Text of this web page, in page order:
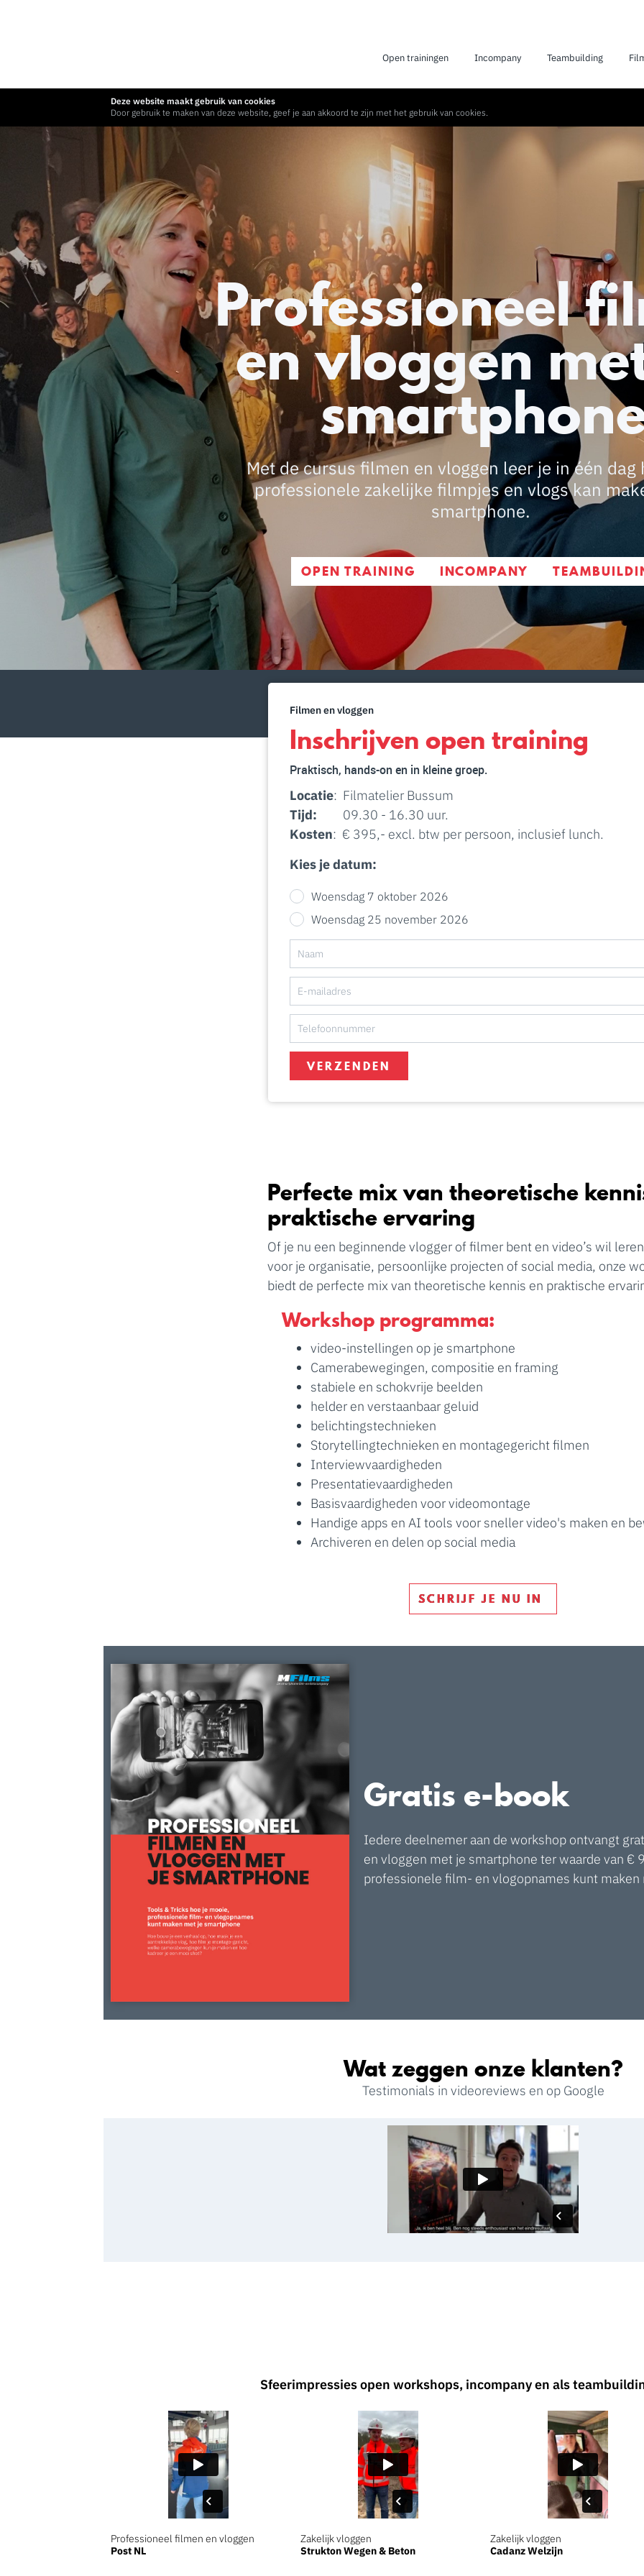
Open trainingen Incompany Teambuilding
Deze website maakt gebruik van cookies
Door gebruik te maken van deze website, geef je aan akkoord te zijn met het gebruik van cookies.
Professioneel
en vloggen
Met de cursus filmen en vloggen leer je in één dag
professionele zakelijke filmpjes en vlogs kan
smartphone.
OPEN TRAINING INCOMPANY
Filmen en vloggen
Inschrijven open training
Praktisch, hands-on en in kleine groep.
Locatie: Filmatelier Bussum
Tijd: 09.30 - 16.30 uur.
Kosten: € 395,- excl. btw per persoon, inclusief lunch.
Kies je datum:
Woensdag 7 oktober 2026
Woensdag 25 november 2026
VERZENDEN
Perfecte mix van theoretische
praktische ervaring
Of je nu een beginnende vlogger of filmer bent en video’s wil
voor je organisatie, persoonlijke projecten of social media, onze
biedt de perfecte mix van theoretische kennis en praktische
Workshop programma:
video-instellingen op je smartphone
Camerabewegingen, compositie en framing
stabiele en schokvrije beelden
helder en verstaanbaar geluid
belichtingstechnieken
Storytellingtechnieken en montagegericht filmen
Interviewvaardigheden
Presentatievaardigheden
Basisvaardigheden voor videomontage
Handige apps en AI tools voor sneller video's maken en
Archiveren en delen op social media
SCHRIJF JE NU IN
Gratis e-book
Iedere deelnemer aan de workshop ontvangt
en vloggen met je smartphone ter waarde van €
professionele film- en vlogopnames kunt maken
Wat zeggen onze klanten?
Testimonials in videoreviews en op Google
Sfeerimpressies open workshops, incompany en als
Professioneel filmen en vloggen
Post NL
Zakelijk vloggen
Strukton Wegen & Beton
Zakelijk vloggen
Cadanz Welzijn